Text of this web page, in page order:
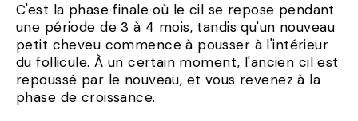
C'est la phase finale où le cil se repose pendant
une période de 3 à 4 mois, tandis qu'un nouveau
petit cheveu commence à pousser à l'intérieur
du follicule. À un certain moment, l'ancien cil est
repoussé par le nouveau, et vous revenez à la
phase de croissance.